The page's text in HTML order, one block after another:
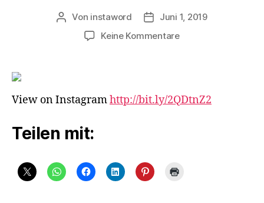
Beitragsautor
Von instaword Veröffentlichungsdatum
Juni 1, 2019
Keine Kommentarezu
B14
View on Instagramhttp://bit.ly/2QDtnZ2
Teilen mit: